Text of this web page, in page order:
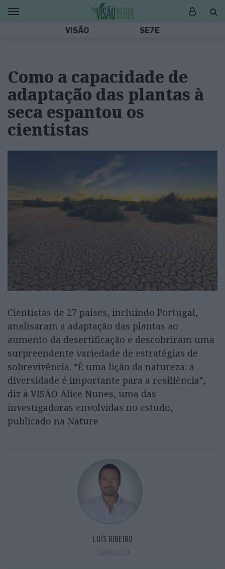
VISÃO SE7E
Como a capacidade de
adaptação das plantas à
seca espantou os
cientistas
Cientistas de 27 países, incluindo Portugal,
analisaram a adaptação das plantas ao
aumento da desertificação e descobriram uma
surpreendente variedade de estratégias de
sobrevivência. “É uma lição da natureza: a
diversidade é importante para a resiliência”,
diz à VISÃO Alice Nunes, uma das
investigadoras envolvidas no estudo,
publicado na Nature
LUÍS RIBEIRO
JORNALISTA